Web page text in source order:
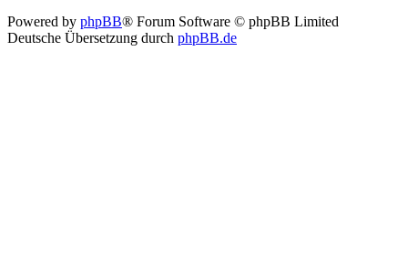
Powered by phpBB® Forum Software © phpBB Limited
Deutsche Übersetzung durch phpBB.de